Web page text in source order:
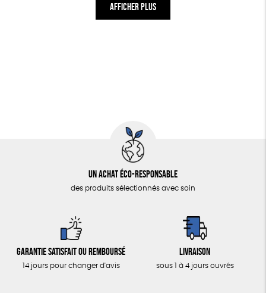
AFFICHER PLUS
Un achat éco-responsable
des produits sélectionnés avec soin
Garantie satisfait ou remboursé
14 jours pour changer d'avis
Livraison
sous 1 à 4 jours ouvrés